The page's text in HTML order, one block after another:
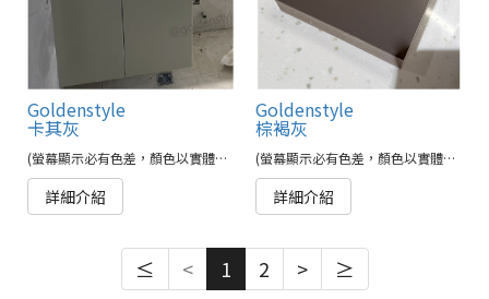
Goldenstyle
卡其灰
(螢幕顯示必有色差，顏色以實體為準)
詳細介紹
Goldenstyle
棕褐灰
(螢幕顯示必有色差，顏色以實體為準)
詳細介紹
≤ < 1 2 > ≥